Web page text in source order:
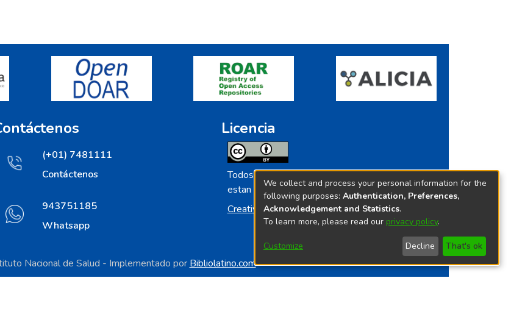
(+01) 7481111
Contáctenos
943751185
Whatsapp
Licencia
Todos los contenidos de repositorio.ins.gob.pe
estan licenciados bajo
Creative Commoms License
Nacional de Salud - Implementado por Bibliolatino.com
We collect and process your personal information for the
following purposes: Authentication, Preferences,
Acknowledgement and Statistics.
To learn more, please read our privacy policy.
Customize Decline That's ok